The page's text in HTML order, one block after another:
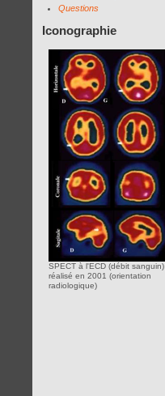
Questions
Iconographie
SPECT à l'ECD (débit sanguin)
réalisé en 2001 (orientation
radiologique)